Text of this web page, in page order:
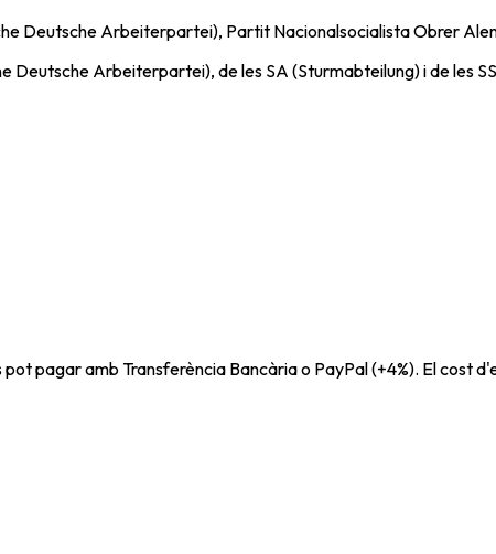
Deutsche Arbeiterpartei), Partit Nacionalsocialista Obrer
Deutsche Arbeiterpartei), de les SA (Sturmabteilung) i de les
pagar amb Transferència Bancària o PayPal (+4%). El cost